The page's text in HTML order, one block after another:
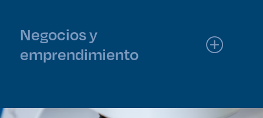
Negocios y
emprendimiento